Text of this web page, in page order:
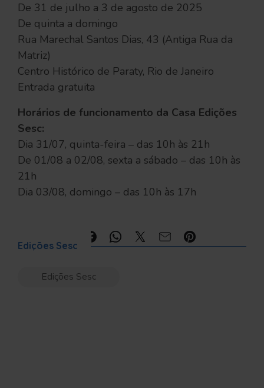
De 31 de julho a 3 de agosto de 2025
De quinta a domingo
Rua Marechal Santos Dias, 43 (Antiga Rua da
Matriz)
Centro Histórico de Paraty, Rio de Janeiro
Entrada gratuita
Horários de funcionamento da Casa Edições
Sesc:
Dia 31/07, quinta-feira – das 10h às 21h
De 01/08 a 02/08, sexta a sábado – das 10h às
21h
Dia 03/08, domingo – das 10h às 17h
Edições Sesc
Edições Sesc